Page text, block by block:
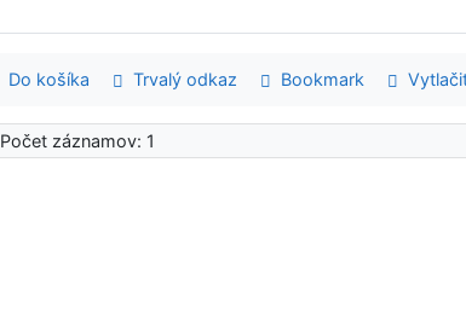
Do košíka Trvalý odkaz Bookmark
Počet záznamov: 1